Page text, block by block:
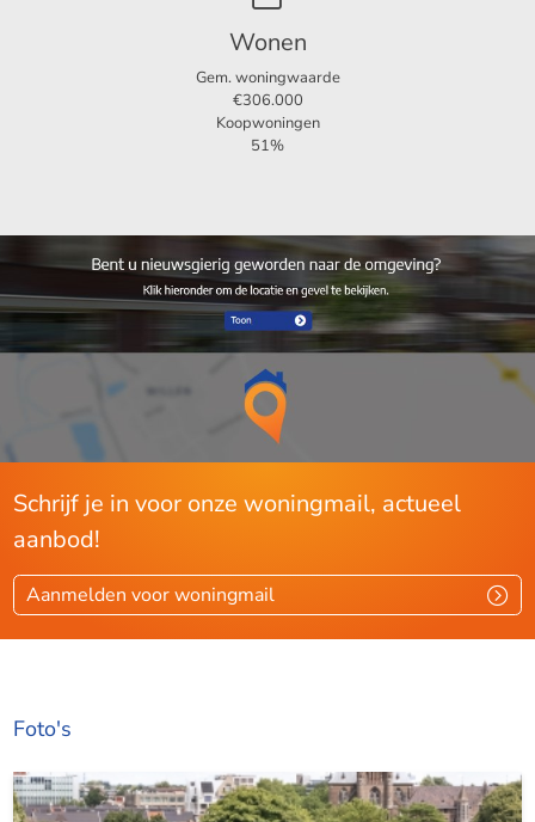
Wonen
Gem. woningwaarde
€306.000
Koopwoningen
51%
Schrijf je in voor onze woningmail, actueel
aanbod!
Aanmelden voor woningmail
Foto's